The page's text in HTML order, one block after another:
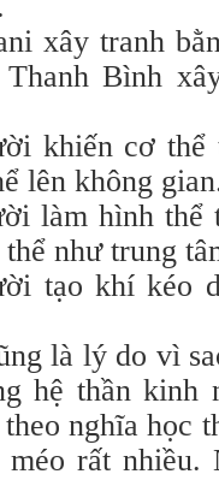
xây tranh
Thanh Bình
khiến cơ thể
lên không
làm hình thể
như trung
tạo khí kéo
là lý do vì
hệ thần kinh
nghĩa học
méo rất nhiều.